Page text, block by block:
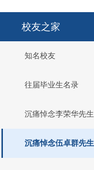
校友之家
知名校友
往届毕业生名录
沉痛悼念李荣华先生
沉痛悼念伍卓群先生